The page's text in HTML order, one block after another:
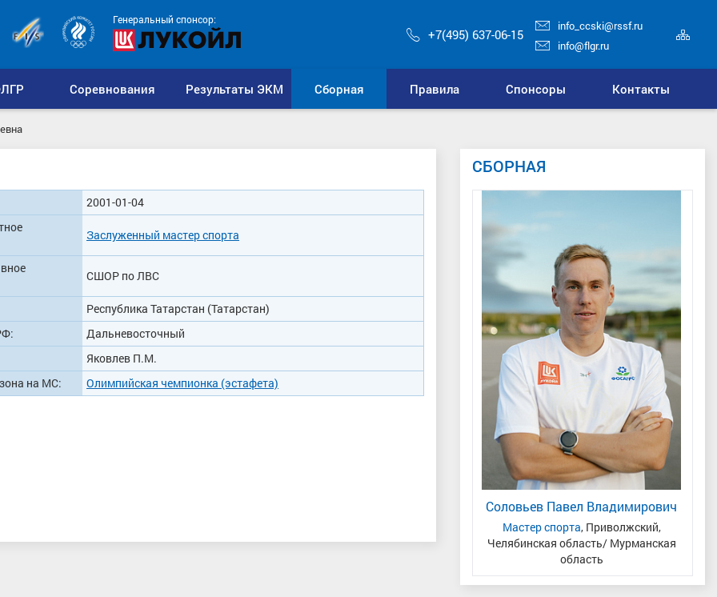
Генеральный спонсор:
+7(495) 637-06-15
info_ccski@rssf.ru
info@flgr.ru
Соревнования Результаты ЭКМ Сборная Правила Спонсоры Контакты
2001-01-04
Заслуженный мастер спорта
СШОР по ЛВС
Республика Татарстан (Татарстан)
Дальневосточный
Яковлев П.М.
на МС:
Олимпийская чемпионка (эстафета)
СБОРНАЯ
Татарстан, Казань
Тюменская область
Соловьев Павел Владимирович
Мастер спорта, Приволжский,
Челябинская область/ Мурманская
область